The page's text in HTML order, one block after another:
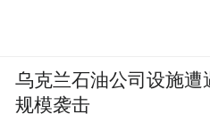
乌克兰石油公司设施遭
规模袭击